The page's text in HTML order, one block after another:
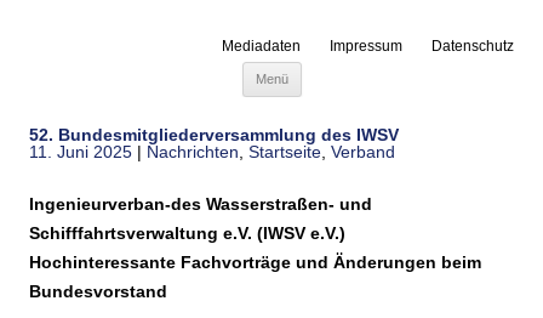
Mediadaten Impressum Datenschutz
Menü
52. Bundesmitgliederversammlung des IWSV
11. Juni 2025 | Nachrichten Startseite Verband
Ingenieurverban-des Wasserstraßen- und
Schifffahrtsverwaltung e.V. (IWSV e.V.)
Hochinteressante Fachvorträge und Änderungen beim
Bundesvorstand